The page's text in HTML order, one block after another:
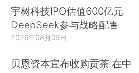
宇树科技IPO估值600亿元
DeepSeek参与战略配售
2026年08月06日
贝恩资本宣布收购贡茶 在中